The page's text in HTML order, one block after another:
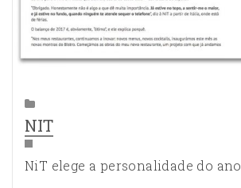
NIT
NiT elege a personalidade do ano